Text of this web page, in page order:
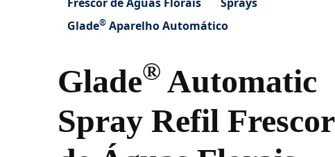
Glade® Aparelho Automático
Glade® Automatic
Spray Refil Frescor